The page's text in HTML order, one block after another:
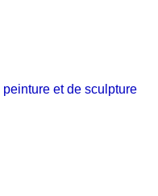
et de sculpture